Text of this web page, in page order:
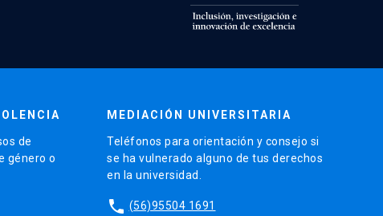
de
género o
MEDIACIÓN UNIVERSITARIA
Teléfonos para orientación y consejo si
se ha vulnerado alguno de tus derechos
en la universidad.
phone (56)95504 1691